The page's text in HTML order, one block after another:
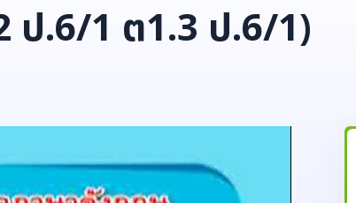
ป.6/1 ต1.3 ป.6/1)